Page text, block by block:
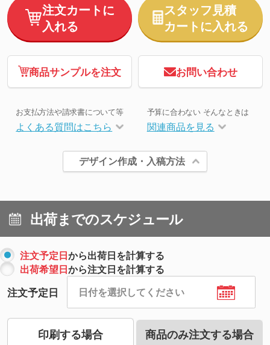
注文カートに
入れる
スタッフ見積
カートに入れる
商品サンプルを注文 お問い合わせ
お支払方法や請求書について等
よくある質問はこちら
予算に合わない そんなときは
関連商品を見る
デザイン作成・入稿方法
出荷までのスケジュール
注文予定日から出荷日を計算する
出荷希望日から注文日を計算する
注文予定日
印刷する場合 商品のみ注文する場合